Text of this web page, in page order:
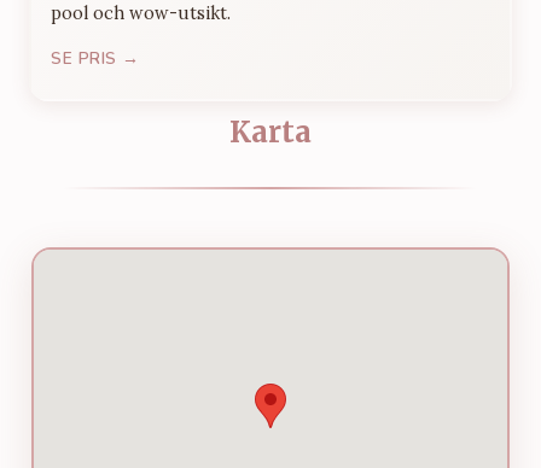
pool och wow-utsikt.
SE PRIS →
Karta